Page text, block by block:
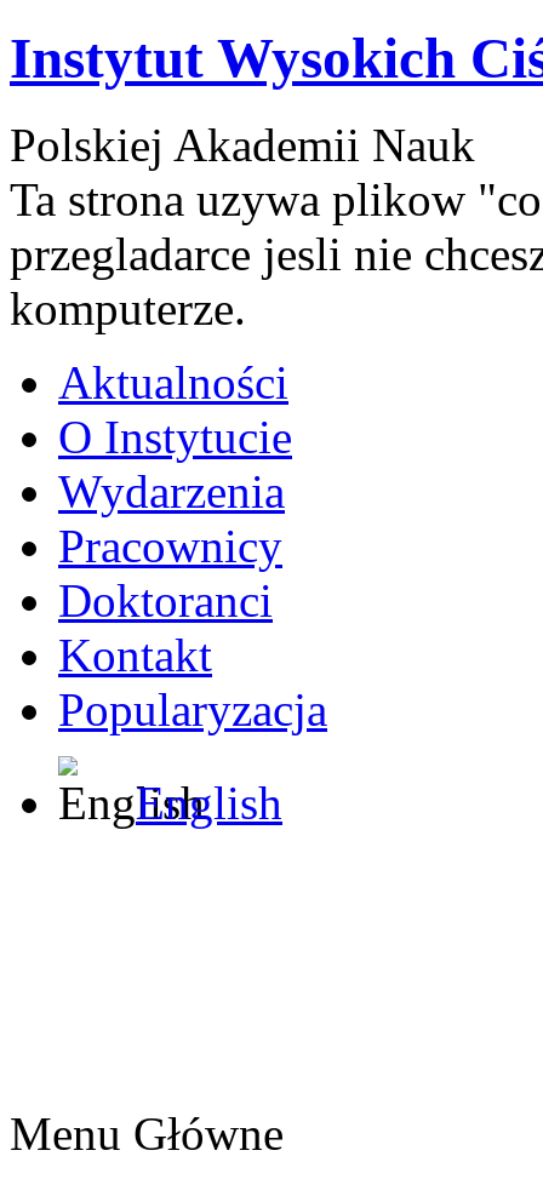
Instytut Wysokich
Polskiej Akademii Nauk
Ta strona uzywa plikow
przegladarce jesli nie
komputerze.
Aktualności
O Instytucie
Wydarzenia
Pracownicy
Doktoranci
Kontakt
Popularyzacja
English
Menu Główne